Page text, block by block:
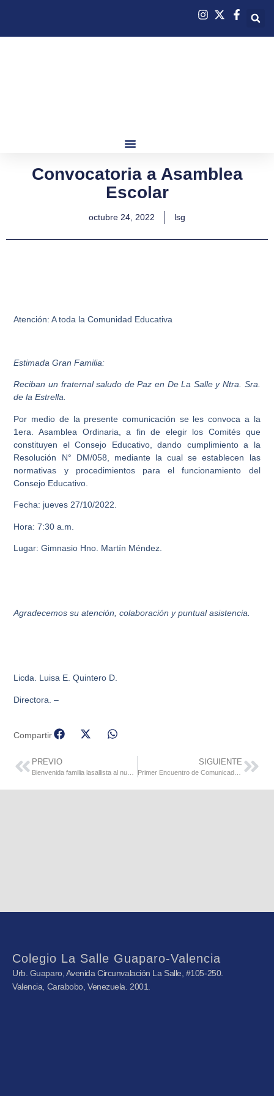
Convocatoria a Asamblea
Escolar
octubre 24, 2022 lsg
Atención: A toda la Comunidad Educativa
Estimada Gran Familia:
Reciban un fraternal saludo de Paz en De La Salle y Ntra. Sra.
de la Estrella.
Por medio de la presente comunicación se les convoca a la
1era. Asamblea Ordinaria, a fin de elegir los Comités que
constituyen el Consejo Educativo, dando cumplimiento a la
Resolución N° DM/058, mediante la cual se establecen las
normativas y procedimientos para el funcionamiento del
Consejo Educativo.
Fecha: jueves 27/10/2022.
Hora: 7:30 a.m.
Lugar: Gimnasio Hno. Martín Méndez.
Agradecemos su atención, colaboración y puntual asistencia.
Licda. Luisa E. Quintero D.
Directora. –
Compartir
PREVIO SIGUIENTE
Primer Encuentro de Comunicadores del Distrito Lasallista Norandino en Venezuela
Colegio La Salle Guaparo-Valencia
Urb. Guaparo, Avenida Circunvalación La Salle, #105-250.
Valencia, Carabobo, Venezuela. 2001.